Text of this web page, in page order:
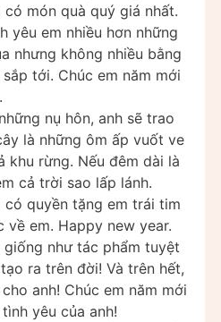
có món quà quý giá nhất.
yêu em nhiều hơn những
nhưng không nhiều bằng
tới. Chúc em năm mới
nụ hôn, anh sẽ trao
là những ôm ấp vuốt ve
khu rừng. Nếu đêm dài là
cả trời sao lấp lánh.
có quyền tặng em trái tim
em. Happy new year.
giống như tác phẩm tuyệt
ra trên đời! Và trên hết,
anh! Chúc em năm mới
yêu của anh!